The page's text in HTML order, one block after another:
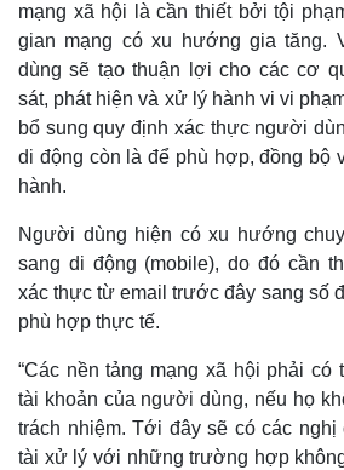
Doanh nghiệp
Doanh nghiệp 24h
Doanh nhân
Vì cộng đồng
Tin
Trải
mạng xã hội là cần thiết bởi tội
gian mạng có xu hướng gia tăng.
dùng sẽ tạo thuận lợi cho các cơ
sát, phát hiện và xử lý hành vi vi
bổ sung quy định xác thực người
di động còn là để phù hợp, đồng bộ
hành.
Người dùng hiện có xu hướng
sang di động (mobile), do đó cần
xác thực từ email trước đây sang số
phù hợp thực tế.
“Các nền tảng mạng xã hội phải có
tài khoản của người dùng, nếu họ
trách nhiệm. Tới đây sẽ có các
tài xử lý với những trường hợp